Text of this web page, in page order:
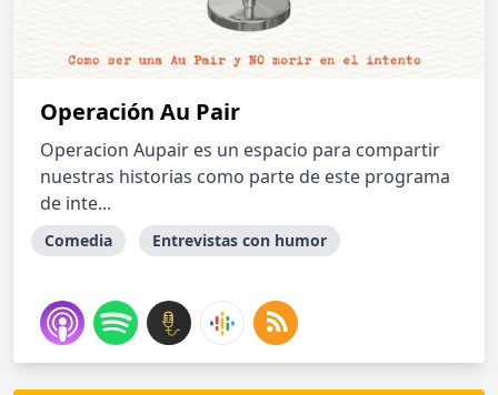
Operación Au Pair
Operacion Aupair es un espacio para compartir
nuestras historias como parte de este programa
de inte...
Comedia Entrevistas con humor